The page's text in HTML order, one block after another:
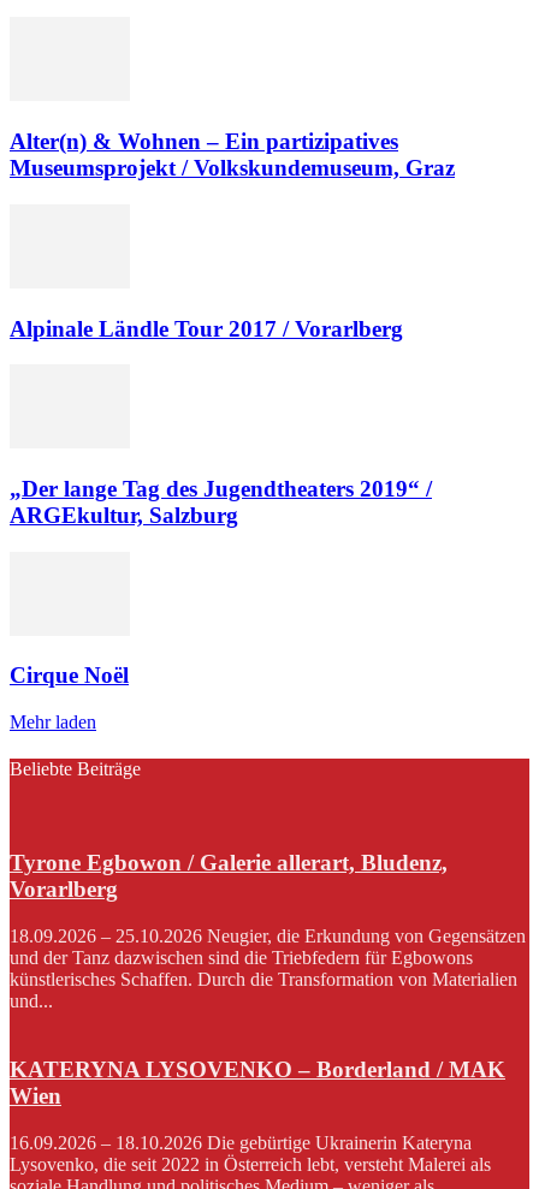
Alter(n) & Wohnen – Ein partizipatives
Museumsprojekt / Volkskundemuseum, Graz
Alpinale Ländle Tour 2017 / Vorarlberg
„Der lange Tag des Jugendtheaters 2019“ /
ARGEkultur, Salzburg
Cirque Noël
Mehr laden
Beliebte Beiträge
Tyrone Egbowon / Galerie allerart, Bludenz,
Vorarlberg
18.09.2026 – 25.10.2026 Neugier, die Erkundung von Gegensätzen
und der Tanz dazwischen sind die Triebfedern für Egbowons
künstlerisches Schaffen. Durch die Transformation von Materialien
und...
KATERYNA LYSOVENKO – Borderland / MAK
Wien
16.09.2026 – 18.10.2026 Die gebürtige Ukrainerin Kateryna
Lysovenko, die seit 2022 in Österreich lebt, versteht Malerei als